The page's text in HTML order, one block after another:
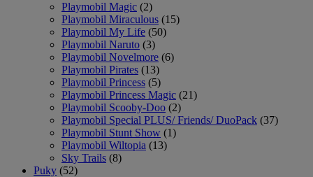
Playmobil Magic (2)
Playmobil Miraculous (15)
Playmobil My Life (50)
Playmobil Naruto (3)
Playmobil Novelmore (6)
Playmobil Pirates (13)
Playmobil Princess (5)
Playmobil Princess Magic (21)
Playmobil Scooby-Doo (2)
Playmobil Special PLUS/ Friends/ DuoPack (37)
Playmobil Stunt Show (1)
Playmobil Wiltopia (13)
Sky Trails (8)
Puky (52)